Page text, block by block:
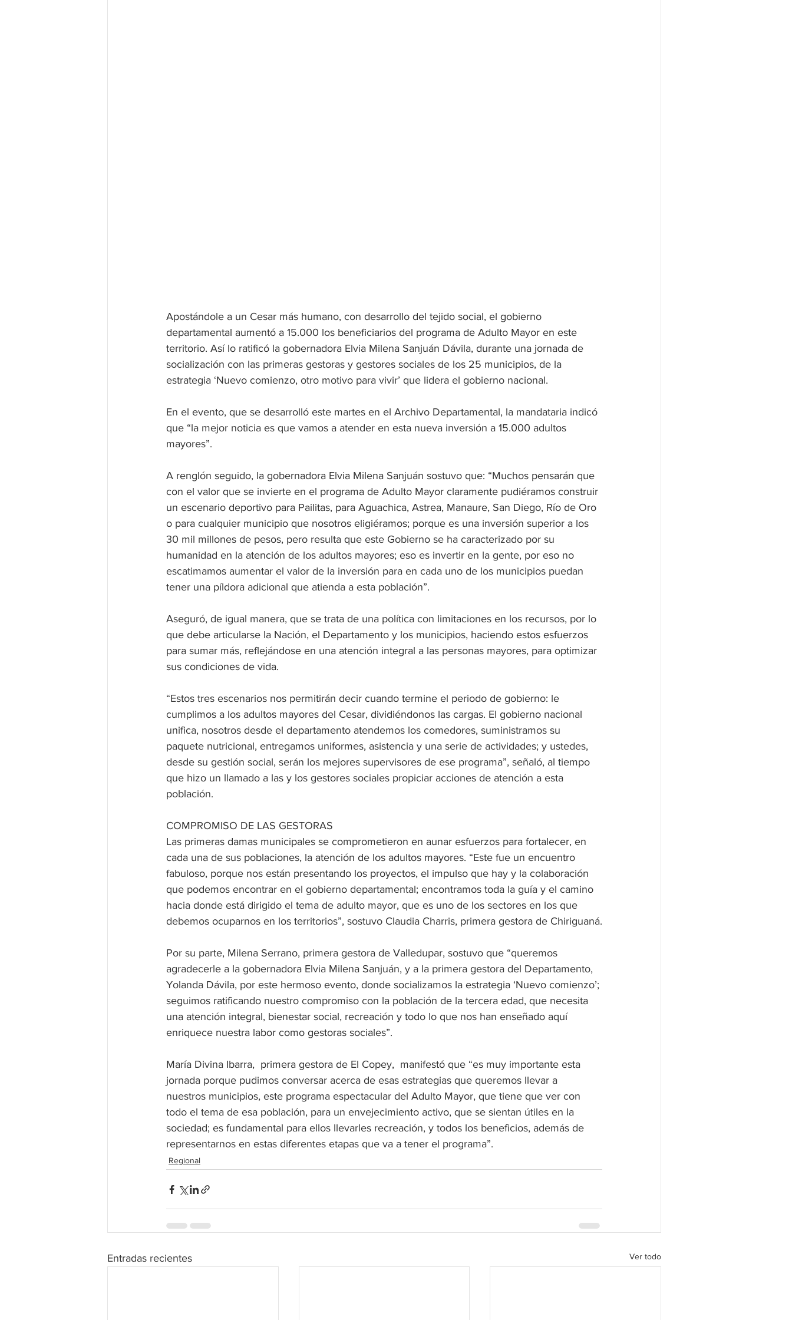
Apostándole a un Cesar más humano, con desarrollo del tejido social, el gobierno
departamental aumentó a 15.000 los beneficiarios del programa de Adulto Mayor en este
territorio. Así lo ratificó la gobernadora Elvia Milena Sanjuán Dávila, durante una jornada de
socialización con las primeras gestoras y gestores sociales de los 25 municipios, de la
estrategia ‘Nuevo comienzo, otro motivo para vivir’ que lidera el gobierno nacional.
En el evento, que se desarrolló este martes en el Archivo Departamental, la mandataria indicó
que “la mejor noticia es que vamos a atender en esta nueva inversión a 15.000 adultos
mayores”.
A renglón seguido, la gobernadora Elvia Milena Sanjuán sostuvo que: “Muchos pensarán que
con el valor que se invierte en el programa de Adulto Mayor claramente pudiéramos construir
un escenario deportivo para Pailitas, para Aguachica, Astrea, Manaure, San Diego, Río de Oro
o para cualquier municipio que nosotros eligiéramos; porque es una inversión superior a los
30 mil millones de pesos, pero resulta que este Gobierno se ha caracterizado por su
humanidad en la atención de los adultos mayores; eso es invertir en la gente, por eso no
escatimamos aumentar el valor de la inversión para en cada uno de los municipios puedan
tener una píldora adicional que atienda a esta población”.
Aseguró, de igual manera, que se trata de una política con limitaciones en los recursos, por lo
que debe articularse la Nación, el Departamento y los municipios, haciendo estos esfuerzos
para sumar más, reflejándose en una atención integral a las personas mayores, para optimizar
sus condiciones de vida.
“Estos tres escenarios nos permitirán decir cuando termine el periodo de gobierno: le
cumplimos a los adultos mayores del Cesar, dividiéndonos las cargas. El gobierno nacional
unifica, nosotros desde el departamento atendemos los comedores, suministramos su
paquete nutricional, entregamos uniformes, asistencia y una serie de actividades; y ustedes,
desde su gestión social, serán los mejores supervisores de ese programa”, señaló, al tiempo
que hizo un llamado a las y los gestores sociales propiciar acciones de atención a esta
población.
COMPROMISO DE LAS GESTORAS
Las primeras damas municipales se comprometieron en aunar esfuerzos para fortalecer, en
cada una de sus poblaciones, la atención de los adultos mayores. “Este fue un encuentro
fabuloso, porque nos están presentando los proyectos, el impulso que hay y la colaboración
que podemos encontrar en el gobierno departamental; encontramos toda la guía y el camino
hacia donde está dirigido el tema de adulto mayor, que es uno de los sectores en los que
debemos ocuparnos en los territorios”, sostuvo Claudia Charris, primera gestora de Chiriguaná.
Por su parte, Milena Serrano, primera gestora de Valledupar, sostuvo que “queremos
agradecerle a la gobernadora Elvia Milena Sanjuán, y a la primera gestora del Departamento,
Yolanda Dávila, por este hermoso evento, donde socializamos la estrategia ‘Nuevo comienzo’;
seguimos ratificando nuestro compromiso con la población de la tercera edad, que necesita
una atención integral, bienestar social, recreación y todo lo que nos han enseñado aquí
enriquece nuestra labor como gestoras sociales”.
María Divina Ibarra,  primera gestora de El Copey,  manifestó que “es muy importante esta
jornada porque pudimos conversar acerca de esas estrategias que queremos llevar a
nuestros municipios, este programa espectacular del Adulto Mayor, que tiene que ver con
todo el tema de esa población, para un envejecimiento activo, que se sientan útiles en la
sociedad; es fundamental para ellos llevarles recreación, y todos los beneficios, además de
representarnos en estas diferentes etapas que va a tener el programa”.
Regional
Entradas recientes Ver todo